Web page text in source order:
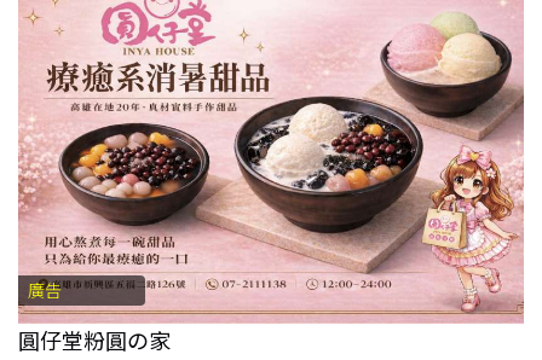
廣告
圓仔堂粉圓の家